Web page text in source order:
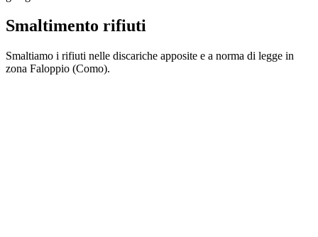
Smaltimento rifiuti
Smaltiamo i rifiuti nelle discariche apposite e a norma di legge in
zona Faloppio (Como).